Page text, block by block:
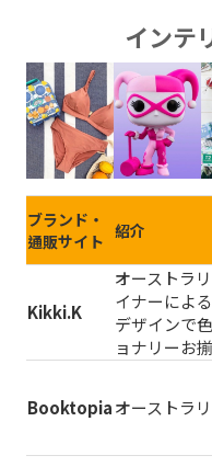
インテ
ブランド・
通販サイト 紹介
Kikki.K
オーストラ
イナーによ
デザインで
ョナリーお
Booktopiaオーストラ